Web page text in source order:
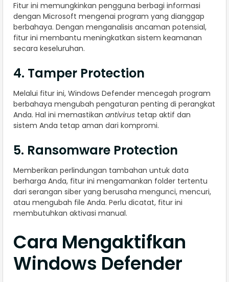
Fitur ini memungkinkan pengguna berbagi informasi
dengan Microsoft mengenai program yang dianggap
berbahaya. Dengan menganalisis ancaman potensial,
fitur ini membantu meningkatkan sistem keamanan
secara keseluruhan.
4. Tamper Protection
Melalui fitur ini, Windows Defender mencegah program
berbahaya mengubah pengaturan penting di perangkat
Anda. Hal ini memastikan antivirus tetap aktif dan
sistem Anda tetap aman dari kompromi.
5. Ransomware Protection
Memberikan perlindungan tambahan untuk data
berharga Anda, fitur ini mengamankan folder tertentu
dari serangan siber yang berusaha mengunci, mencuri,
atau mengubah file Anda. Perlu dicatat, fitur ini
membutuhkan aktivasi manual.
Cara Mengaktifkan
Windows Defender